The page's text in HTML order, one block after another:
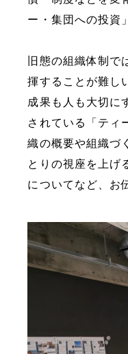
ー・集団への投資
旧態の組織体制で
揮することが難し
成果も人も大切に
されている「ティ
織の概要や組織づ
とりの視座を上げ
についてなど、お